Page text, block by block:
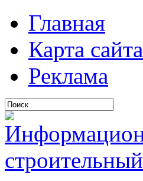
Главная
Карта сайта
Реклама